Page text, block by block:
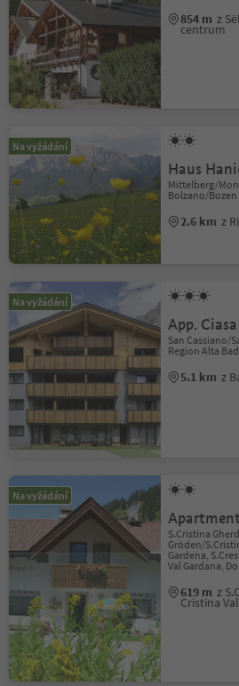
854 m z
centrum
Na vyžádání
Haus
Mittelberg/
Bolzano/
2.6 km z
Na vyžádání
App.
San Cassiano/
Region Alta
5.1 km z
Na vyžádání
S.Cristina
Gröden/
Gardena,
Val Gardana,
619 m z
Cristina